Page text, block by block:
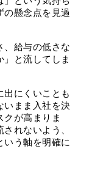
の懸念点を見過
、給与の低さな
と流してしま
出にくいことも
いまま入社を決
が高まりま
れないよう、
いう軸を明確に